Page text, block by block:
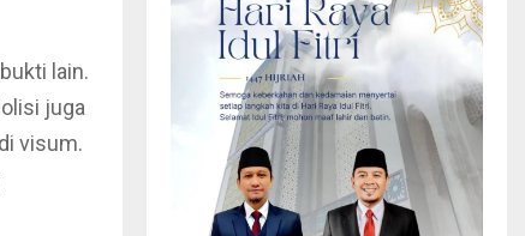
lain.
juga
visum.